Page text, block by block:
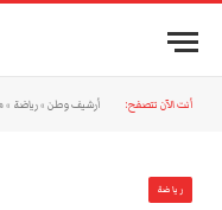
أنت الآن تتصفح: أرشيف وطن »رياضة »
رياضة